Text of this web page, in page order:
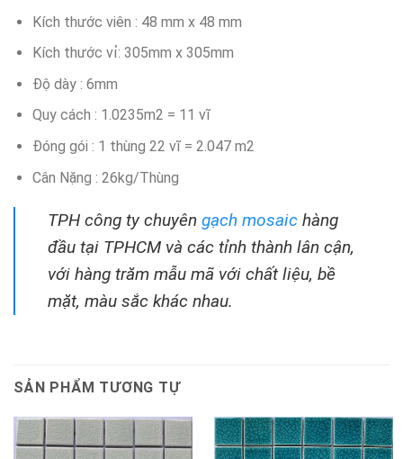
Kích thước viên : 48 mm x 48 mm
Kích thước vỉ: 305mm x 305mm
Độ dày : 6mm
Quy cách : 1.0235m2 = 11 vĩ
Đóng gói : 1 thùng 22 vĩ = 2.047 m2
Cân Nặng : 26kg/Thùng
TPH công ty chuyên gạch mosaic hàng
đầu tại TPHCM và các tỉnh thành lân cận,
với hàng trăm mẫu mã với chất liệu, bề
mặt, màu sắc khác nhau.
SẢN PHẨM TƯƠNG TỰ